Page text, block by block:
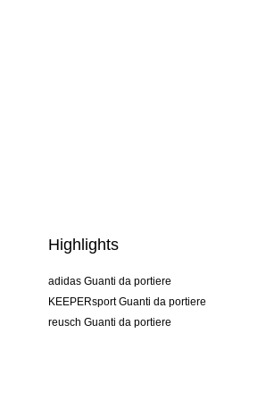
Highlights
adidas Guanti da portiere
KEEPERsport Guanti da portiere
reusch Guanti da portiere